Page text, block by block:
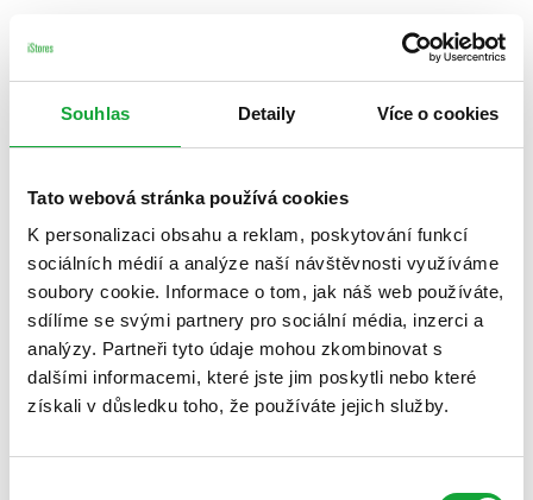
Souhlas Detaily Více o cookies
Tato webová stránka používá cookies
K personalizaci obsahu a reklam, poskytování funkcí
sociálních médií a analýze naší návštěvnosti využíváme
soubory cookie. Informace o tom, jak náš web používáte,
sdílíme se svými partnery pro sociální média, inzerci a
analýzy. Partneři tyto údaje mohou zkombinovat s
dalšími informacemi, které jste jim poskytli nebo které
získali v důsledku toho, že používáte jejich služby.